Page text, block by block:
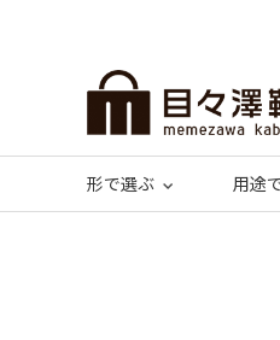
形で選ぶ 用途